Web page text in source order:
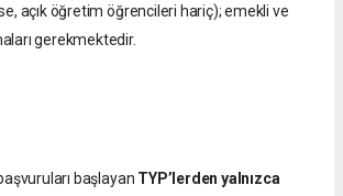
açık öğretim öğrencileri hariç); emekli ve
gerekmektedir.
başlayan TYP’lerden yalnızca